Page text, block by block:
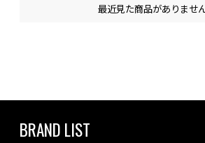
最近見た商品がありません
BRAND LIST